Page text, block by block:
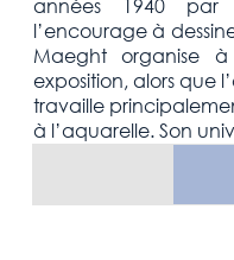
années 1940 par
l’encourage à
Maeght organise
exposition, alors que
travaille
à l’aquarelle. Son